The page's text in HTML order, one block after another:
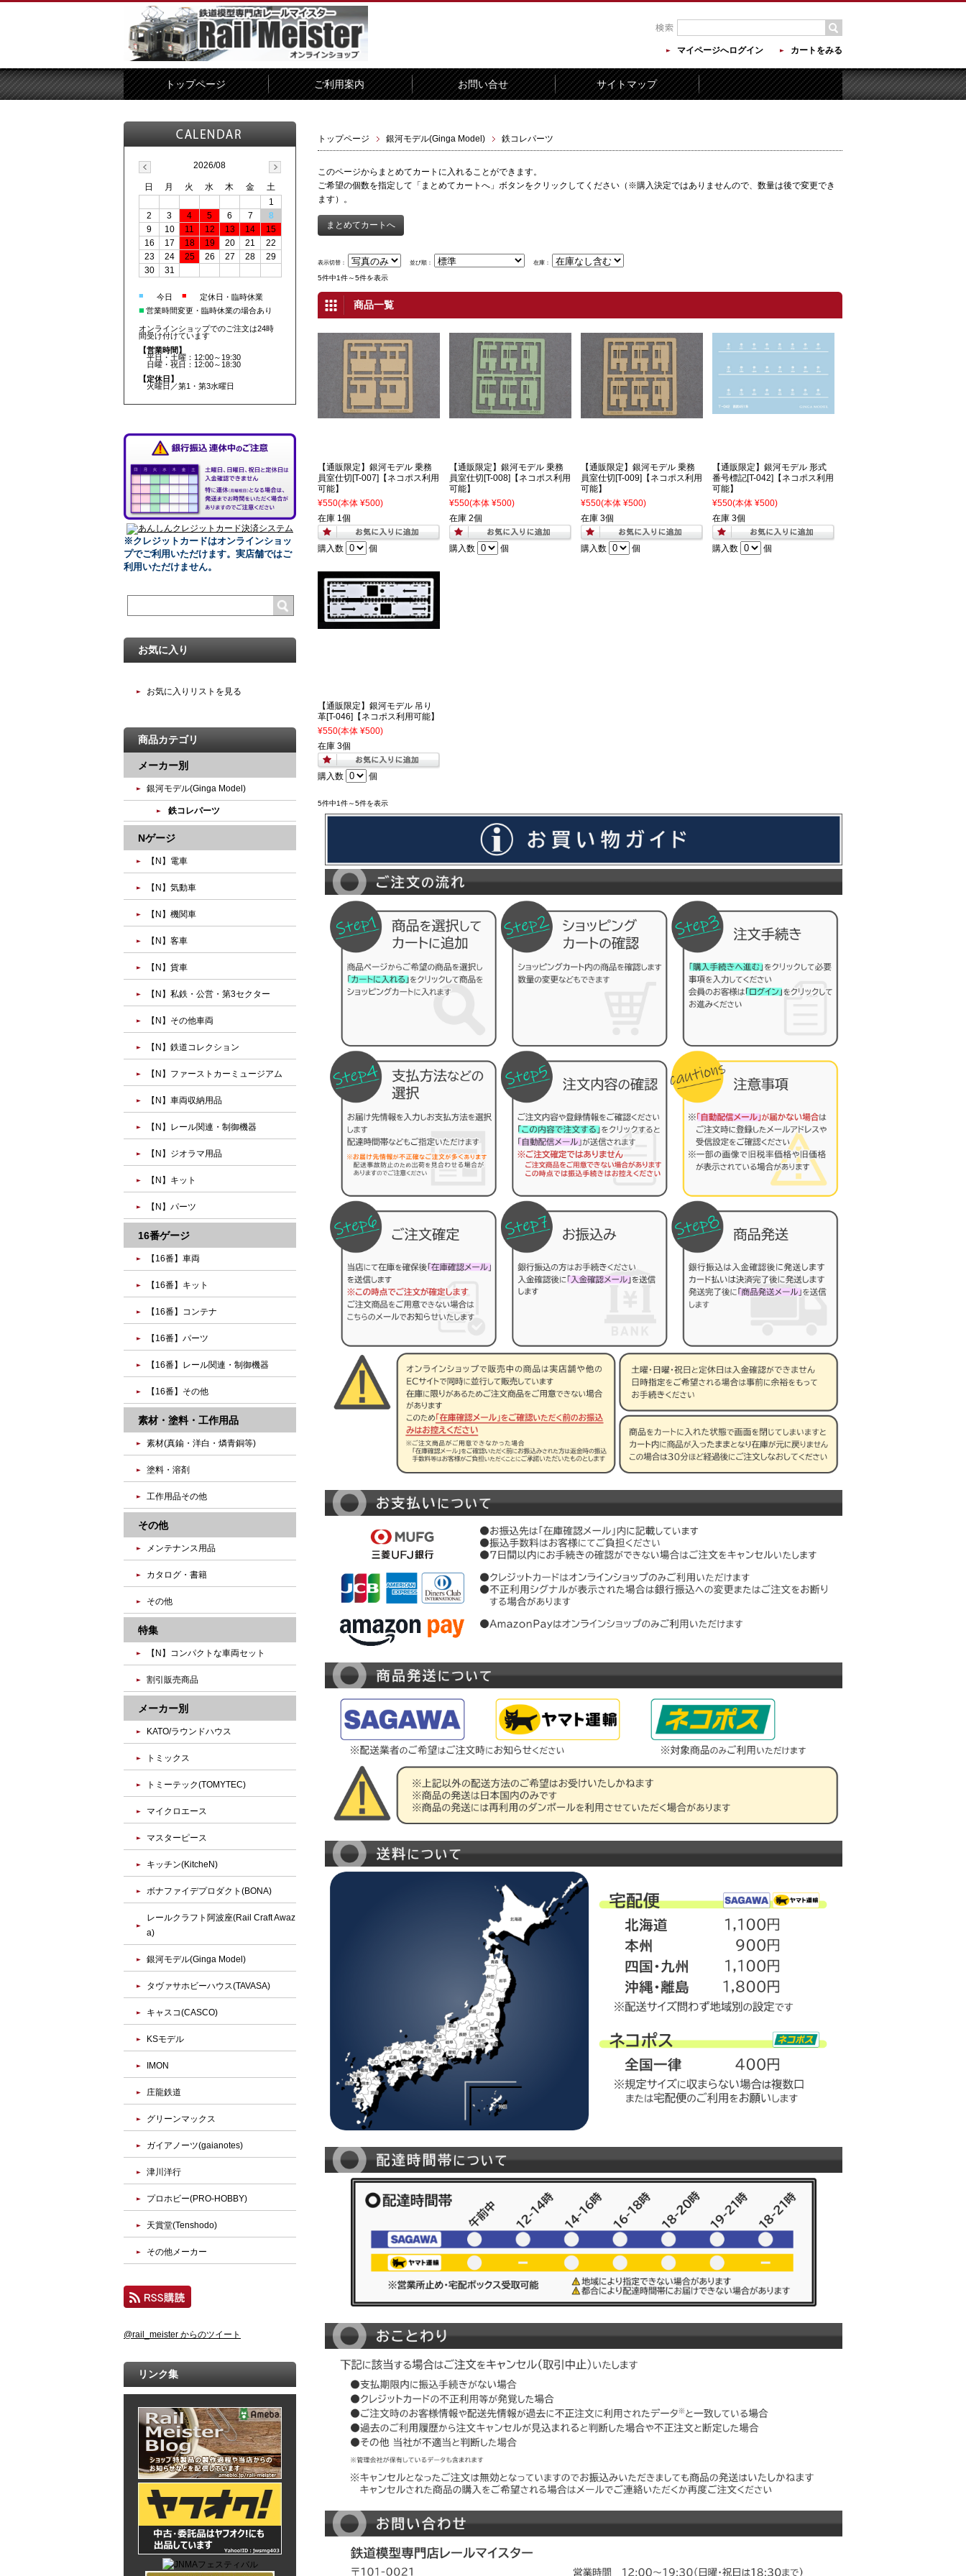
マイページへログイン カートをみる
トップページ ご利用案内 お問い合せ サイトマップ
トップページ 銀河モデル(Ginga Model) 鉄コレパーツ
このページからまとめてカートに入れることができます。
ご希望の個数を指定して「まとめてカートへ」ボタンをクリックしてください（※購入決定ではありませんので、数量は後で変更でき
ます）。
表示切替： 並び順： 在庫：
5件中1件～5件を表示
商品一覧
【通販限定】銀河モデル 乗務
員室仕切[T-007]【ネコポス利用
可能】
¥550(本体 ¥500)
在庫 1個
購入数 個
【通販限定】銀河モデル 乗務
員室仕切[T-008]【ネコポス利用
可能】
¥550(本体 ¥500)
在庫 2個
購入数 個
【通販限定】銀河モデル 乗務
員室仕切[T-009]【ネコポス利用
可能】
¥550(本体 ¥500)
在庫 3個
購入数 個
【通販限定】銀河モデル 形式
番号標記[T-042]【ネコポス利用
可能】
¥550(本体 ¥500)
在庫 3個
購入数 個
【通販限定】銀河モデル 吊り
革[T-046]【ネコポス利用可能】
¥550(本体 ¥500)
在庫 3個
購入数 個
5件中1件～5件を表示
2026/08
日 月 火 水 木 金
土
1
2
3 4 5 6 7
8
9
10 11 12 13 14
15
16
17 18 19 20 21
22
23
24 25 26 27 28
29
30
31
■ 今日 ■ 定休日・臨時休業
■ 営業時間変更・臨時休業の場合あり
オンラインショップでのご注文は24時
間受け付けています
【営業時間】
平日・土曜：12:00～19:30
日曜・祝日：12:00～18:30
【定休日】
火曜日／第1・第3水曜日
※クレジットカードはオンラインショッ
プでご利用いただけます。 実店舗ではご
利用いただけません。
お気に入り
お気に入りリストを見る
商品カテゴリ
メーカー別
銀河モデル(Ginga Model)
鉄コレパーツ
Nゲージ
【N】電車
【N】気動車
【N】機関車
【N】客車
【N】貨車
【N】私鉄・公営・第3セクター
【N】その他車両
【N】鉄道コレクション
【N】ファーストカーミュージアム
【N】車両収納用品
【N】レール関連・制御機器
【N】ジオラマ用品
【N】キット
【N】パーツ
16番ゲージ
【16番】車両
【16番】キット
【16番】コンテナ
【16番】パーツ
【16番】レール関連・制御機器
【16番】その他
素材・塗料・工作用品
素材(真鍮・洋白・燐青銅等)
塗料・溶剤
工作用品その他
その他
メンテナンス用品
カタログ・書籍
その他
特集
【N】コンパクトな車両セット
割引販売商品
メーカー別
KATO/ラウンドハウス
トミックス
トミーテック(TOMYTEC)
マイクロエース
マスターピース
キッチン(KitcheN)
ボナファイデプロダクト(BONA)
レールクラフト阿波座(Rail Craft Awaz
a)
銀河モデル(Ginga Model)
タヴァサホビーハウス(TAVASA)
キャスコ(CASCO)
KSモデル
IMON
庄龍鉄道
グリーンマックス
ガイアノーツ(gaianotes)
津川洋行
プロホビー(PRO-HOBBY)
天賞堂(Tenshodo)
その他メーカー
@rail_meister からのツイート
リンク集